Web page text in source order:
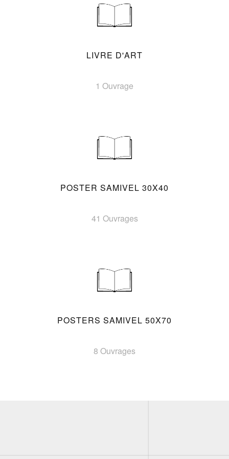
LIVRE D'ART
1 Ouvrage
POSTER SAMIVEL 30X40
41 Ouvrages
POSTERS SAMIVEL 50X70
8 Ouvrages